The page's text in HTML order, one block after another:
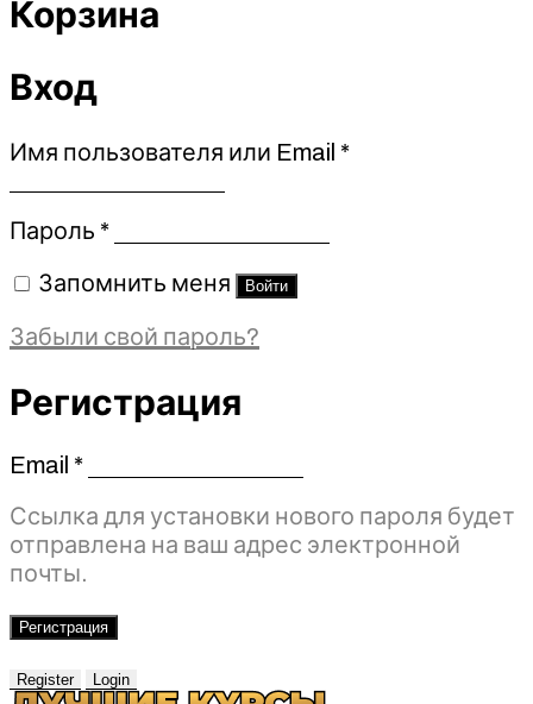
Корзина
Вход
Имя пользователя или Email *Обязательно
Пароль *Обязательно
Запомнить меня Войти
Забыли свой пароль?
Регистрация
Email *Обязательно
Ссылка для установки нового пароля будет
отправлена ​​на ваш адрес электронной
почты.
Регистрация
Register Login